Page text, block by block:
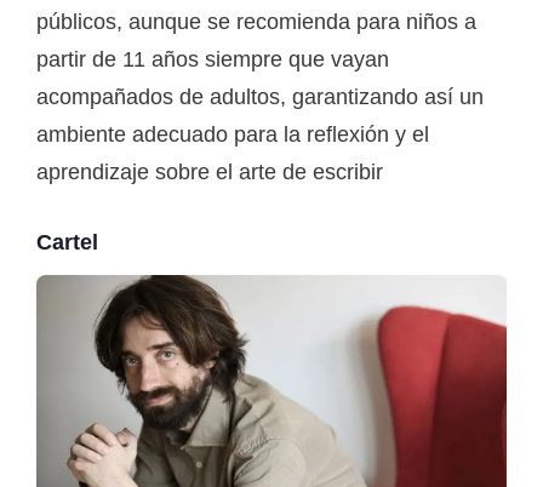
públicos, aunque se recomienda para niños a
partir de 11 años siempre que vayan
acompañados de adultos, garantizando así un
ambiente adecuado para la reflexión y el
aprendizaje sobre el arte de escribir
Cartel